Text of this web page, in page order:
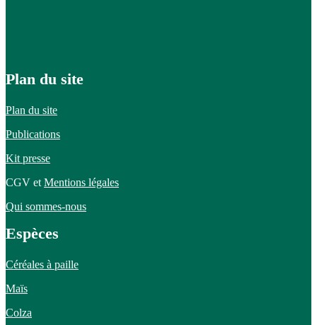
Plan du site
Plan du site
Publications
Kit presse
CGV et Mentions légales
Qui sommes-nous
Espèces
Céréales à paille
Maïs
Colza